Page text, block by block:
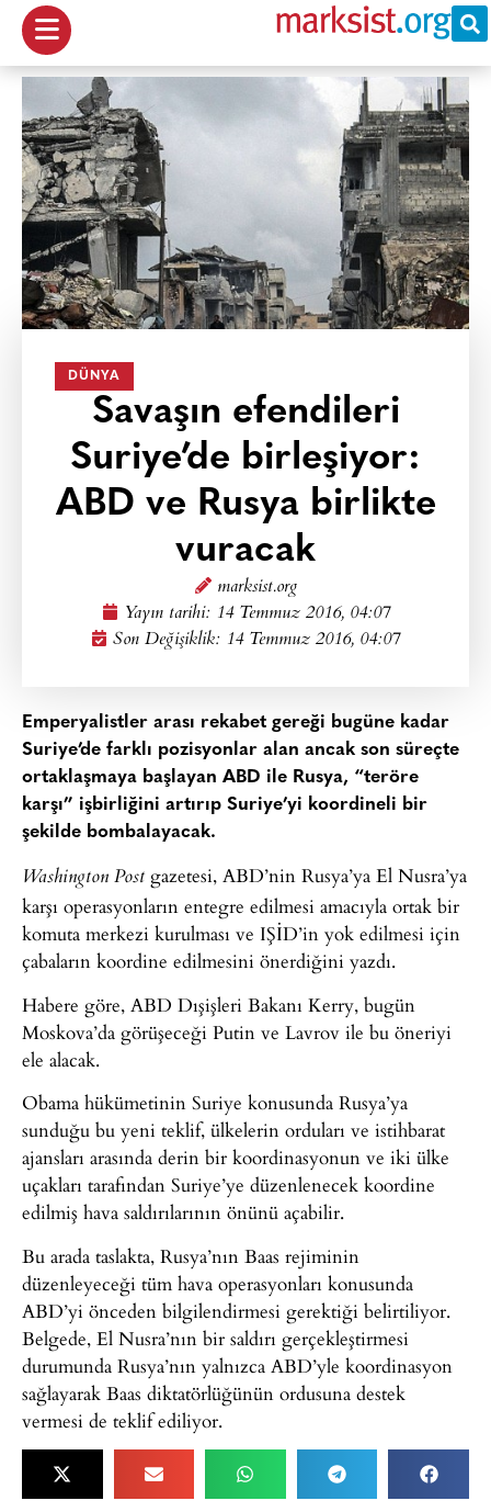
DÜNYA
Savaşın efendileri
Suriye’de birleşiyor:
ABD ve Rusya birlikte
vuracak
marksist.org
Yayın tarihi: 14 Temmuz 2016, 04:07
Son Değişiklik: 14 Temmuz 2016, 04:07
Emperyalistler arası rekabet gereği bugüne kadar
Suriye’de farklı pozisyonlar alan ancak son süreçte
ortaklaşmaya başlayan ABD ile Rusya, “teröre
karşı” işbirliğini artırıp Suriye’yi koordineli bir
şekilde bombalayacak.
Washington Post gazetesi, ABD’nin Rusya’ya El Nusra’ya
karşı operasyonların entegre edilmesi amacıyla ortak bir
komuta merkezi kurulması ve IŞİD’in yok edilmesi için
çabaların koordine edilmesini önerdiğini yazdı.
Habere göre, ABD Dışişleri Bakanı Kerry, bugün
Moskova’da görüşeceği Putin ve Lavrov ile bu öneriyi
ele alacak.
Obama hükümetinin Suriye konusunda Rusya’ya
sunduğu bu yeni teklif, ülkelerin orduları ve istihbarat
ajansları arasında derin bir koordinasyonun ve iki ülke
uçakları tarafından Suriye’ye düzenlenecek koordine
edilmiş hava saldırılarının önünü açabilir.
Bu arada taslakta, Rusya’nın Baas rejiminin
düzenleyeceği tüm hava operasyonları konusunda
ABD’yi önceden bilgilendirmesi gerektiği belirtiliyor.
Belgede, El Nusra’nın bir saldırı gerçekleştirmesi
durumunda Rusya’nın yalnızca ABD’yle koordinasyon
sağlayarak Baas diktatörlüğünün ordusuna destek
vermesi de teklif ediliyor.